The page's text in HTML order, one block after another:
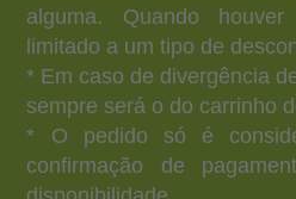
alguma. Quando
limitado a um tipo de
* Em caso de divergência
sempre será o do carrinho
* O pedido só é
confirmação de